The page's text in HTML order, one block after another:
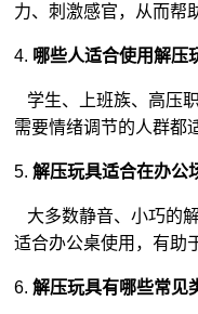
力、刺激感官，从而帮
4. 哪些人适合使用解压
学生、上班族、高压
需要情绪调节的人群都
5.解压玩具适合在办公
大多数静音、小巧的
适合办公桌使用，有助
6.解压玩具有哪些常见